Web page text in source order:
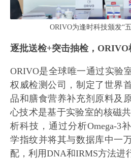
ORIVO为逢时科技颁发“
逐批送检+突击抽检，ORIVO
ORIVO是全球唯一通过实验
权威检测公司，制定了世界
品和膳食营养补充剂原料及
心技术是基于实验室的核磁
析科技，通过分析Omega-3
学指纹并将其与数据库中一
配，利用DNA和IRMS方法进